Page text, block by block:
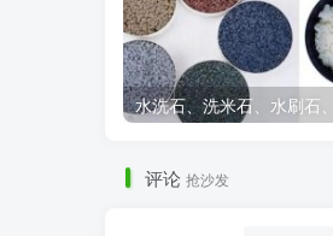
评论 抢沙发